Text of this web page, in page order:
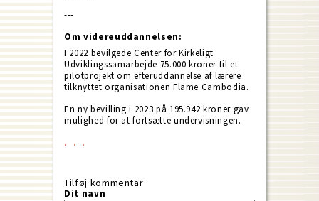
---
Om videreuddannelsen:
I 2022 bevilgede Center for Kirkeligt
Udviklingssamarbejde 75.000 kroner til et
pilotprojekt om efteruddannelse af lærere
tilknyttet organisationen Flame Cambodia.
En ny bevilling i 2023 på 195.942 kroner gav
mulighed for at fortsætte undervisningen.
Tilføj kommentar
Dit navn